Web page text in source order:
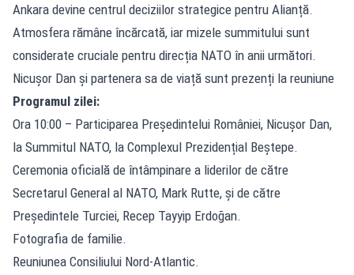
Ankara devine centrul deciziilor strategice pentru Alianță.
Atmosfera rămâne încărcată, iar mizele summitului sunt
considerate cruciale pentru direcția NATO în anii următori.
Nicușor Dan și partenera sa de viață sunt prezenți la reuniune
Programul zilei:
Ora 10:00 – Participarea Președintelui României, Nicușor Dan,
la Summitul NATO, la Complexul Prezidențial Beștepe.
Ceremonia oficială de întâmpinare a liderilor de către
Secretarul General al NATO, Mark Rutte, și de către
Președintele Turciei, Recep Tayyip Erdoğan.
Fotografia de familie.
Reuniunea Consiliului Nord-Atlantic.